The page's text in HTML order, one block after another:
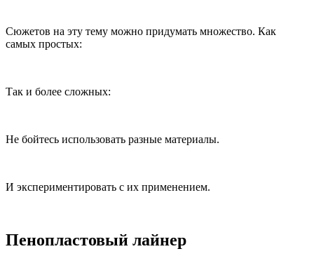
Сюжетов на эту тему можно придумать множество. Как
самых простых:
Так и более сложных:
Не бойтесь использовать разные материалы.
И экспериментировать с их применением.
Пенопластовый лайнер